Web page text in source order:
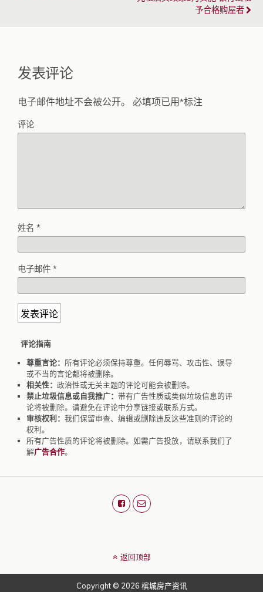
予合格购屋者
发表评论
电子邮件地址不会被公开。 必填项已用*标注
评论
姓名 *
电子邮件 *
评论指南
尊重言论： 所有评论必须保持尊重。任何辱骂、攻击性、误导
或不当的言论都将被删除。
相关性： 政治性或无关主题的评论可能会被删除。
禁止垃圾信息或自我推广： 带有广告性质或类似垃圾信息的评
论将被删除。请避免在评论中分享链接或联系方式。
审核权利： 我们保留审查、编辑或删除违反这些准则的评论的
权利。
所有广告性质的评论将被删除。如需广告投放，请联系我们了
解广告合作。
返回顶部
Copyright © 2026 槟城房产资讯